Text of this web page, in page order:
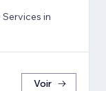
in
Voir